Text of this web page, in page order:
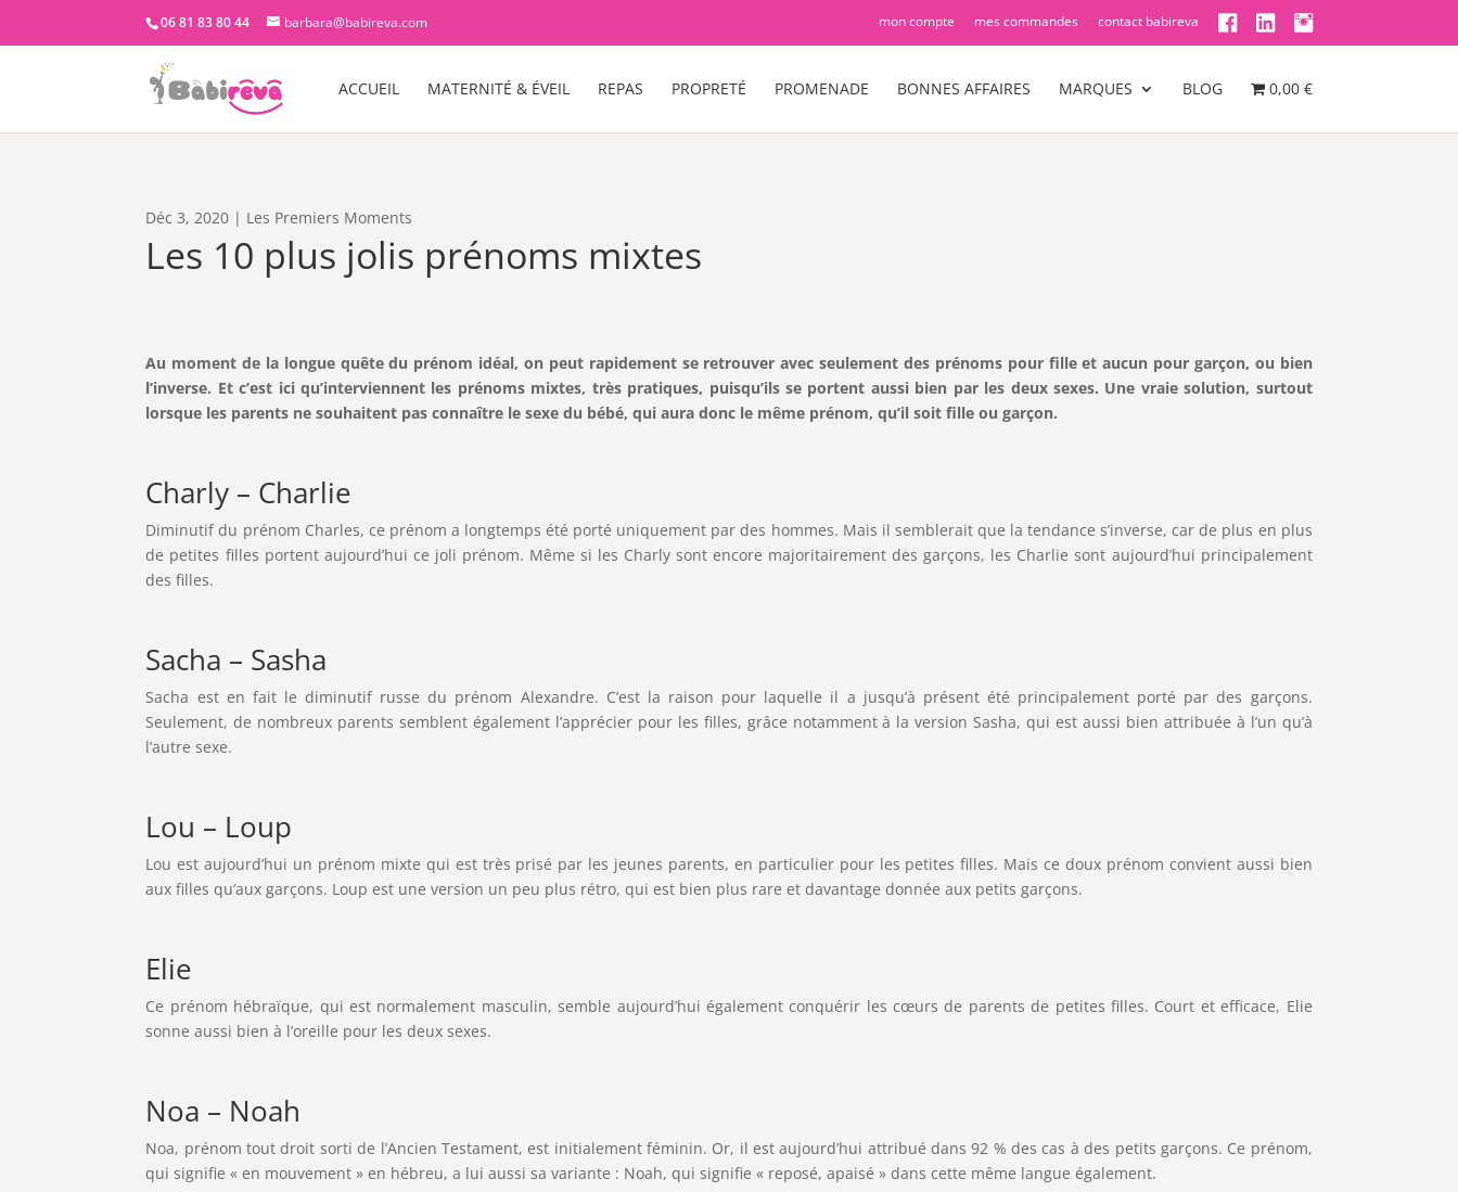
06 81 83 80 44 barbara@babireva.com mon compte mes commandes contact babireva
ACCUEIL MATERNITÉ & ÉVEIL REPAS PROPRETÉ PROMENADE BONNES AFFAIRES MARQUES BLOG 0,00 €
Déc 3, 2020 | Les Premiers Moments
Les 10 plus jolis prénoms mixtes
Au moment de la longue quête du prénom idéal, on peut rapidement se retrouver avec seulement des prénoms pour fille et aucun pour garçon, ou bien
l’inverse. Et c’est ici qu’interviennent les prénoms mixtes, très pratiques, puisqu’ils se portent aussi bien par les deux sexes. Une vraie solution, surtout
lorsque les parents ne souhaitent pas connaître le sexe du bébé, qui aura donc le même prénom, qu’il soit fille ou garçon.
Charly – Charlie
Diminutif du prénom Charles, ce prénom a longtemps été porté uniquement par des hommes. Mais il semblerait que la tendance s’inverse, car de plus en plus
de petites filles portent aujourd’hui ce joli prénom. Même si les Charly sont encore majoritairement des garçons, les Charlie sont aujourd’hui principalement
des filles.
Sacha – Sasha
Sacha est en fait le diminutif russe du prénom Alexandre. C’est la raison pour laquelle il a jusqu’à présent été principalement porté par des garçons.
Seulement, de nombreux parents semblent également l’apprécier pour les filles, grâce notamment à la version Sasha, qui est aussi bien attribuée à l’un qu’à
l’autre sexe.
Lou – Loup
Lou est aujourd’hui un prénom mixte qui est très prisé par les jeunes parents, en particulier pour les petites filles. Mais ce doux prénom convient aussi bien
aux filles qu’aux garçons. Loup est une version un peu plus rétro, qui est bien plus rare et davantage donnée aux petits garçons.
Elie
Ce prénom hébraïque, qui est normalement masculin, semble aujourd’hui également conquérir les cœurs de parents de petites filles. Court et efficace, Elie
sonne aussi bien à l’oreille pour les deux sexes.
Noa – Noah
Noa, prénom tout droit sorti de l’Ancien Testament, est initialement féminin. Or, il est aujourd’hui attribué dans 92 % des cas à des petits garçons. Ce prénom,
qui signifie « en mouvement » en hébreu, a lui aussi sa variante : Noah, qui signifie « reposé, apaisé » dans cette même langue également.